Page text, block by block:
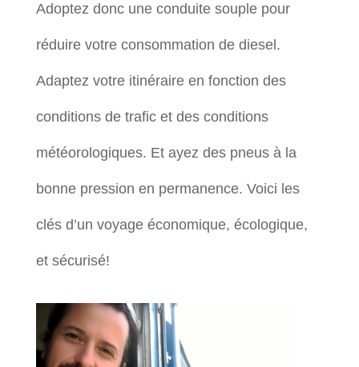
Adoptez donc une conduite souple pour
réduire votre consommation de diesel.
Adaptez votre itinéraire en fonction des
conditions de trafic et des conditions
météorologiques. Et ayez des pneus à la
bonne pression en permanence. Voici les
clés d’un voyage économique, écologique,
et sécurisé!